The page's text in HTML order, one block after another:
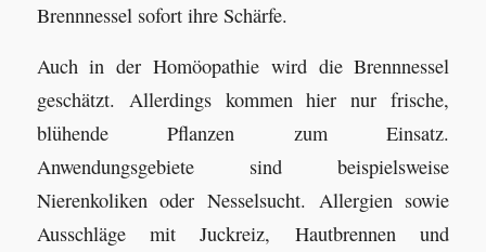
Brennnessel sofort ihre Schärfe.
Auch in der Homöopathie wird die Brennnessel
geschätzt. Allerdings kommen hier nur frische,
blühende Pflanzen zum Einsatz.
Anwendungsgebiete sind beispielsweise
Nierenkoliken oder Nesselsucht. Allergien sowie
Ausschläge mit Juckreiz, Hautbrennen und